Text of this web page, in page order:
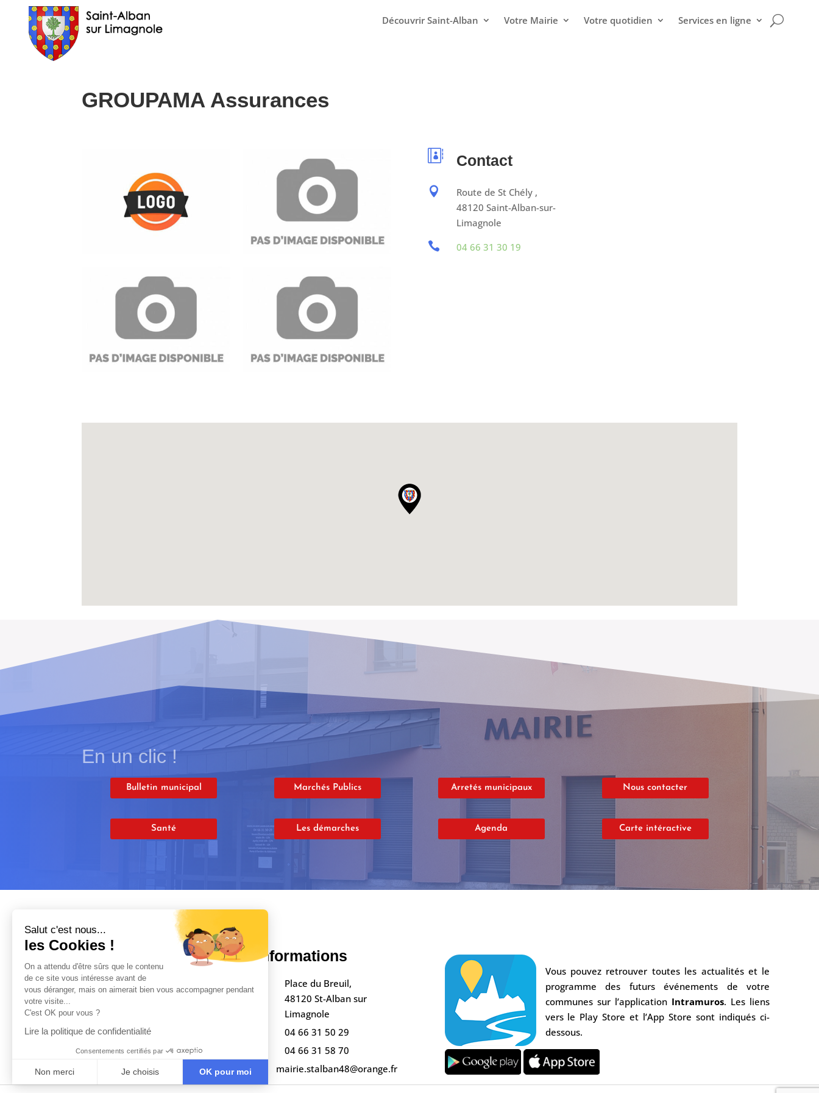
Salut c'est nous...
les Cookies !
On a attendu d'être sûrs que le contenu
de ce site vous intéresse avant de
vous déranger, mais on aimerait bien vous accompagner pendant
votre visite...
C'est OK pour vous ?
Lire la politique de confidentialité
Consentements certifiés par
Non merci Je choisis OK pour moi
Découvrir Saint-Alban Votre Mairie Votre quotidien Services en ligne
GROUPAMA Assurances
 Contact

Route de St Chély ,
48120 Saint-Alban-sur-
Limagnole

04 66 31 30 19
En un clic !
Bulletin municipal Marchés Publics Arretés municipaux Nous contacter
Santé Les démarches Agenda Carte intéractive
Informations
Place du Breuil,
48120 St-Alban sur
Limagnole
04 66 31 50 29
04 66 31 58 70
mairie.stalban48@orange.fr
Vous pouvez retrouver toutes les actualités et le
programme des futurs événements de votre
communes sur l’application Intramuros. Les liens
vers le Play Store et l’App Store sont indiqués ci-
dessous.